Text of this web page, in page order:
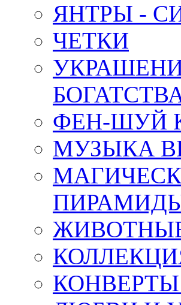
ЯНТРЫ -
ЧЕТКИ
ФЕН-ШУЙ
МУЗЫКА